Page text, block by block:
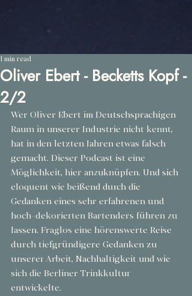
Oliver Ebert - Becketts Kopf -
2/2
1 min read
Wer Oliver Ebert im Deutschsprachigen
Raum in unserer Industrie nicht kennt,
hat in den letzten Jahren etwas falsch
gemacht. Dieser Podcast ist eine
Möglichkeit, hier anzuknüpfen. Und sich
eloquent wie beißend durch die
Gedanken eines sehr erfahrenen und
hoch-dekorierten Bartenders führen zu
lassen. Fraglos eine hörenswerte Reise
durch tiefgründigere Gedanken zu
unserer Arbeit, Nachhaltigkeit und wie
sich die Berliner Trinkkultur
entwickelte.